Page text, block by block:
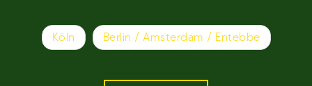
Beitragsnavigation
Köln Berlin / Amsterdam / Entebbe